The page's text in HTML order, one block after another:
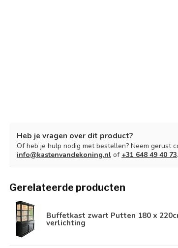
Heb je vragen over dit product?
Of heb je hulp nodig met bestellen? Neem gerust
info@kastenvandekoning.nl of +31 648 49 40 73
Gerelateerde producten
Buffetkast zwart Putten 180 x
verlichting